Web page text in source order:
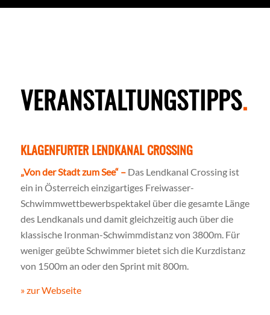
VERANSTALTUNGS­TIPPS.
KLAGENFURTER LENDKANAL CROSSING
„Von der Stadt zum See“ – Das Lendkanal Crossing ist
ein in Österreich einzigartiges Freiwasser-
Schwimmwettbewerbspektakel über die gesamte Länge
des Lendkanals und damit gleichzeitig auch über die
klassische Ironman-Schwimmdistanz von 3800m. Für
weniger geübte Schwimmer bietet sich die Kurzdistanz
von 1500m an oder den Sprint mit 800m.
» zur Webseite